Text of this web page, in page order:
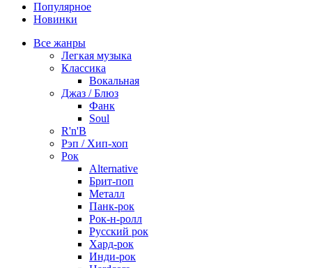
Популярное
Новинки
Все жанры
Легкая музыка
Классика
Вокальная
Джаз / Блюз
Фанк
Soul
R'n'B
Рэп / Хип-хоп
Рок
Alternative
Брит-поп
Металл
Панк-рок
Рок-н-ролл
Русский рок
Хард-рок
Инди-рок